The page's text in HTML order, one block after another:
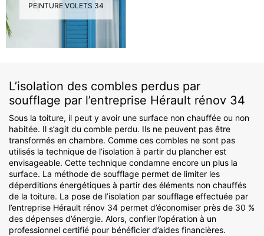
PEINTURE VOLETS 34
L’isolation des combles perdus par
soufflage par l’entreprise Hérault rénov 34
Sous la toiture, il peut y avoir une surface non chauffée ou non
habitée. Il s’agit du comble perdu. Ils ne peuvent pas être
transformés en chambre. Comme ces combles ne sont pas
utilisés la technique de l’isolation à partir du plancher est
envisageable. Cette technique condamne encore un plus la
surface. La méthode de soufflage permet de limiter les
déperditions énergétiques à partir des éléments non chauffés
de la toiture. La pose de l’isolation par soufflage effectuée par
l’entreprise Hérault rénov 34 permet d’économiser près de 30 %
des dépenses d’énergie. Alors, confier l’opération à un
professionnel certifié pour bénéficier d’aides financières.